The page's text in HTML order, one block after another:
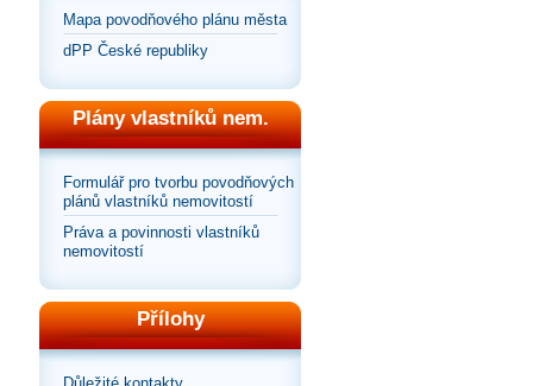
Mapa povodňového plánu města
dPP České republiky
Plány vlastníků nem.
Formulář pro tvorbu povodňových
plánů vlastníků nemovitostí
Práva a povinnosti vlastníků
nemovitostí
Přílohy